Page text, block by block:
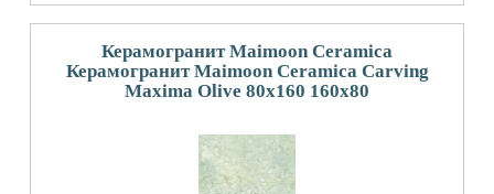
Керамогранит Maimoon Ceramica
Керамогранит Maimoon Ceramica Carving
Maxima Olive 80x160 160x80